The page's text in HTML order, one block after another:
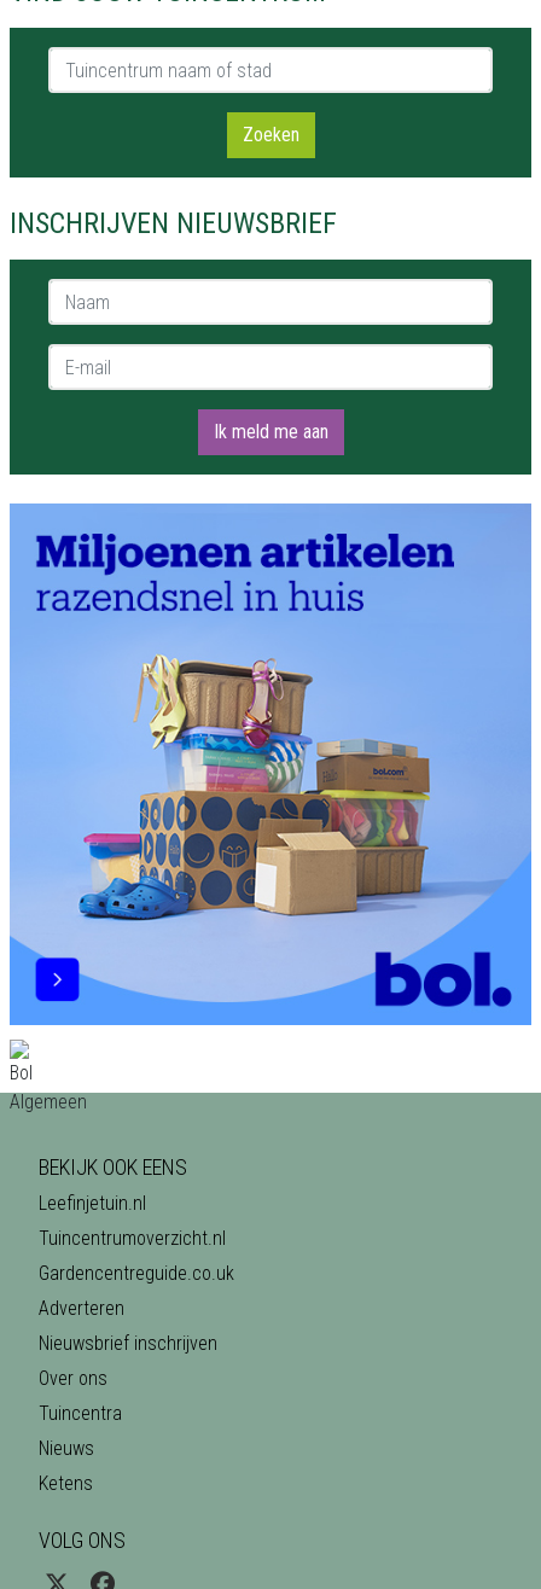
Tuincentrum naam of stad
Zoeken
INSCHRIJVEN NIEUWSBRIEF
Naam *
E-mail *
Ik meld me aan
BEKIJK OOK EENS
Leefinjetuin.nl
Tuincentrumoverzicht.nl
Gardencentreguide.co.uk
Adverteren
Nieuwsbrief inschrijven
Over ons
Tuincentra
Nieuws
Ketens
VOLG ONS